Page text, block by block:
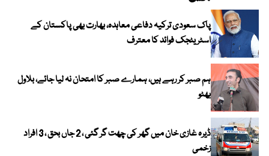
پاک سعودی ترکیہ دفاعی معاہدہ، بھارت بھی پاکستان کے
اسٹریٹجک فوائد کا معترف
ہم صبر کر رہے ہیں، ہمارے صبر کا امتحان نہ لیا جائے، بلاول
بھٹو
ڈیرہ غازی خان میں گھر کی چھت گر گئی ، 2 جاں بحق ، 3 افراد
زخمی